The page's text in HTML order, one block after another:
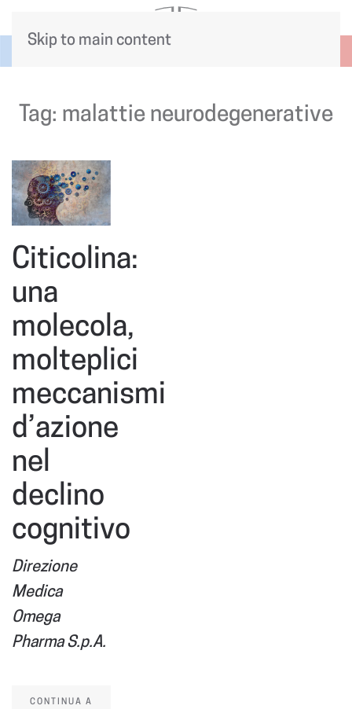
Skip to main content
Tag: malattie neurodegenerative
Citicolina:
una
molecola,
molteplici
meccanismi
d’azione
nel
declino
cognitivo
Direzione
Medica
Omega
Pharma S.p.A.
CONTINUA A